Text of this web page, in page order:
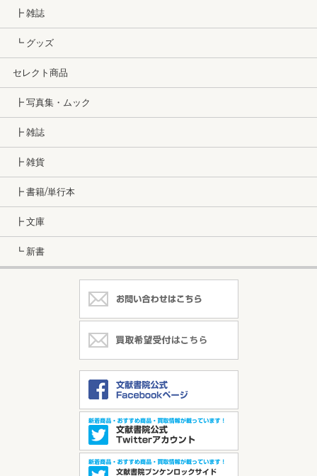
┣ 雑誌
┗ グッズ
セレクト商品
┣ 写真集・ムック
┣ 雑誌
┣ 雑貨
┣ 書籍/単行本
┣ 文庫
┗ 新書